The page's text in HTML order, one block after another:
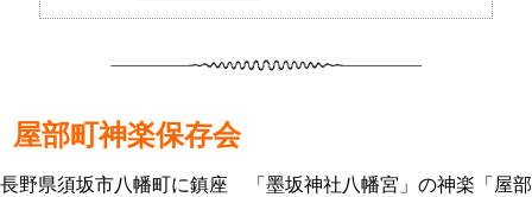
屋部町神楽保存会
長野県須坂市八幡町に鎮座 「墨坂神社八幡宮」の神楽「屋部